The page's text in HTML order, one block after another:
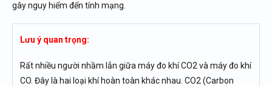
gây nguy hiểm đến tính mạng.
Lưu ý quan trọng:
Rất nhiều người nhầm lẫn giữa máy đo khí CO2 và máy đo khí
CO. Đây là hai loại khí hoàn toàn khác nhau. CO2 (Carbon